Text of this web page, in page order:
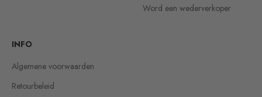
Word een wederverkoper
INFO
Algemene voorwaarden
Retourbeleid